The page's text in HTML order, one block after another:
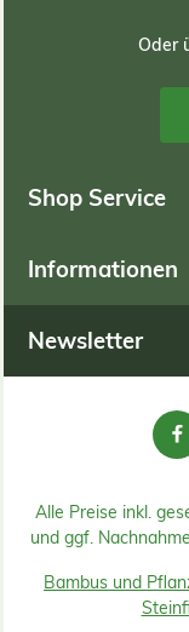
Oder
Shop Service
Informationen
Newsletter
Alle Preise inkl.
und ggf.
Bambus und